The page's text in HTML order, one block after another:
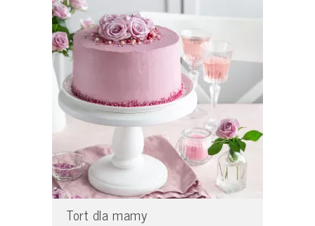
Tort dla mamy